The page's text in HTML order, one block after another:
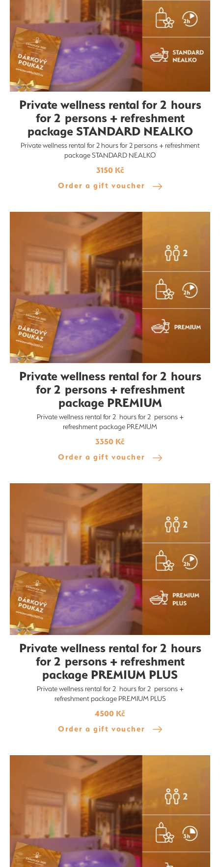
Private wellness rental for 2 hours
for 2 persons + refreshment
package STANDARD NEALKO
Private wellness rental for 2 hours for 2 persons + refreshment
package STANDARD NEALKO
3150 Kč
Order a gift voucher
Private wellness rental for 2 hours
for 2 persons + refreshment
package PREMIUM
Private wellness rental for 2 hours for 2 persons +
refreshment package PREMIUM
3350 Kč
Order a gift voucher
Private wellness rental for 2 hours
for 2 persons + refreshment
package PREMIUM PLUS
Private wellness rental for 2 hours for 2 persons +
refreshment package PREMIUM PLUS
4500 Kč
Order a gift voucher